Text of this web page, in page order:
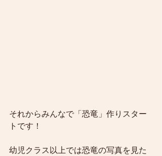
それからみんなで「恐竜」作りスター
トです！
幼児クラス以上では恐竜の写真を見た